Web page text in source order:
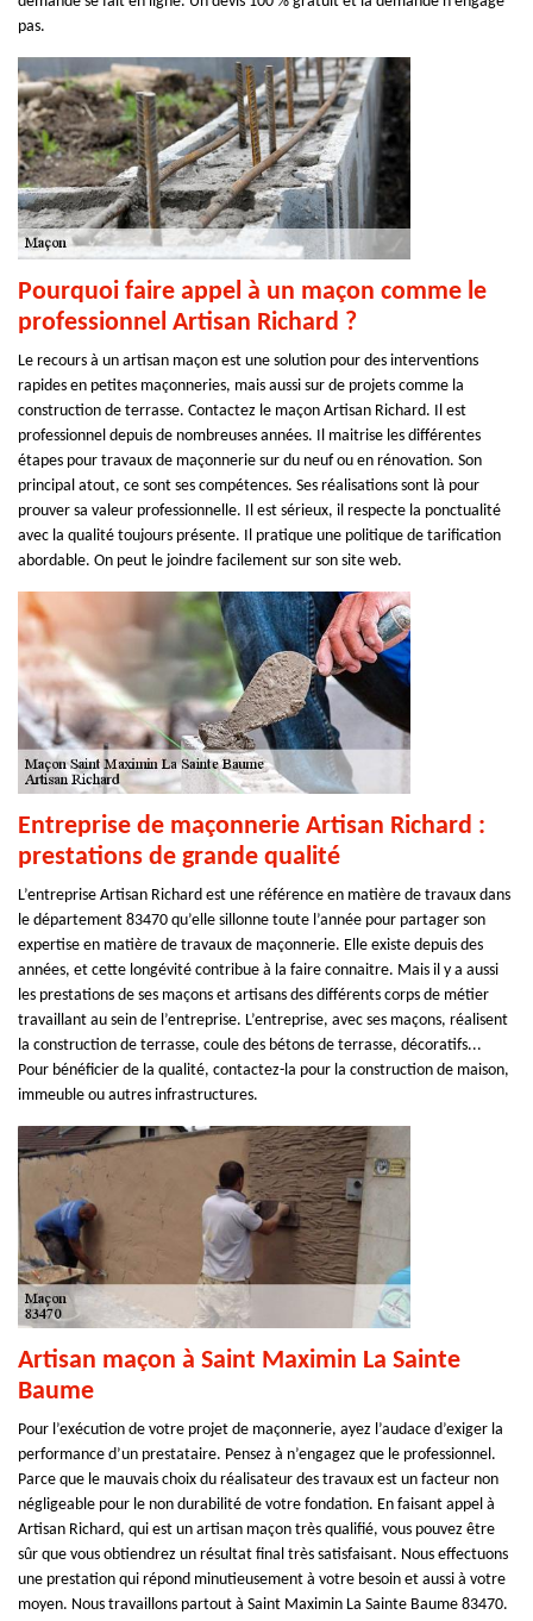
pas.
Pourquoi faire appel à un maçon comme le
professionnel Artisan Richard ?
Le recours à un artisan maçon est une solution pour des interventions
rapides en petites maçonneries, mais aussi sur de projets comme la
construction de terrasse. Contactez le maçon Artisan Richard. Il est
professionnel depuis de nombreuses années. Il maitrise les différentes
étapes pour travaux de maçonnerie sur du neuf ou en rénovation. Son
principal atout, ce sont ses compétences. Ses réalisations sont là pour
prouver sa valeur professionnelle. Il est sérieux, il respecte la ponctualité
avec la qualité toujours présente. Il pratique une politique de tarification
abordable. On peut le joindre facilement sur son site web.
Entreprise de maçonnerie Artisan Richard :
prestations de grande qualité
L’entreprise Artisan Richard est une référence en matière de travaux dans
le département 83470 qu’elle sillonne toute l’année pour partager son
expertise en matière de travaux de maçonnerie. Elle existe depuis des
années, et cette longévité contribue à la faire connaitre. Mais il y a aussi
les prestations de ses maçons et artisans des différents corps de métier
travaillant au sein de l’entreprise. L’entreprise, avec ses maçons, réalisent
la construction de terrasse, coule des bétons de terrasse, décoratifs...
Pour bénéficier de la qualité, contactez-la pour la construction de maison,
immeuble ou autres infrastructures.
Artisan maçon à Saint Maximin La Sainte
Baume
Pour l’exécution de votre projet de maçonnerie, ayez l’audace d’exiger la
performance d’un prestataire. Pensez à n’engagez que le professionnel.
Parce que le mauvais choix du réalisateur des travaux est un facteur non
négligeable pour le non durabilité de votre fondation. En faisant appel à
Artisan Richard, qui est un artisan maçon très qualifié, vous pouvez être
sûr que vous obtiendrez un résultat final très satisfaisant. Nous effectuons
une prestation qui répond minutieusement à votre besoin et aussi à votre
moyen. Nous travaillons partout à Saint Maximin La Sainte Baume 83470.